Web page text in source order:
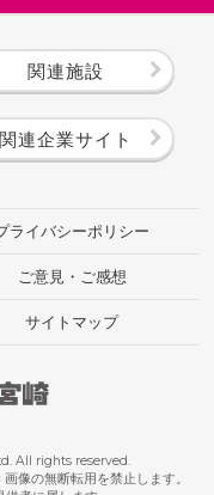
関連施設
関連企業サイト
ライバシーポリシー
ご意見・ご感想
サイトマップ
All rights reserved.
像の無断転用を禁止します。